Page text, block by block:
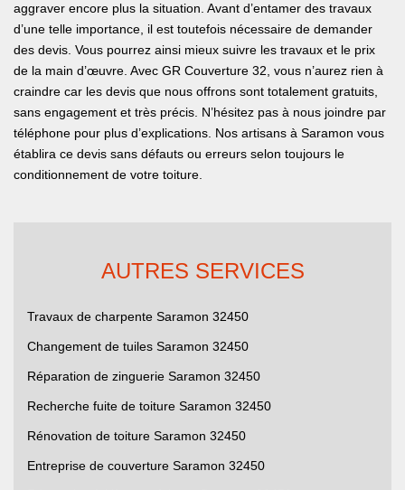
aggraver encore plus la situation. Avant d’entamer des travaux
d’une telle importance, il est toutefois nécessaire de demander
des devis. Vous pourrez ainsi mieux suivre les travaux et le prix
de la main d’œuvre. Avec GR Couverture 32, vous n’aurez rien à
craindre car les devis que nous offrons sont totalement gratuits,
sans engagement et très précis. N’hésitez pas à nous joindre par
téléphone pour plus d’explications. Nos artisans à Saramon vous
établira ce devis sans défauts ou erreurs selon toujours le
conditionnement de votre toiture.
AUTRES SERVICES
Travaux de charpente Saramon 32450
Changement de tuiles Saramon 32450
Réparation de zinguerie Saramon 32450
Recherche fuite de toiture Saramon 32450
Rénovation de toiture Saramon 32450
Entreprise de couverture Saramon 32450